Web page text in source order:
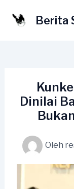
Berita
Dinilai
Oleh